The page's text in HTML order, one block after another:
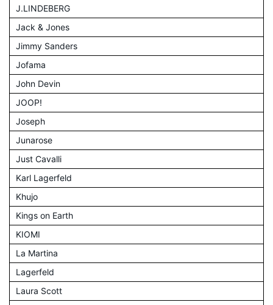
J.LINDEBERG
Jack & Jones
Jimmy Sanders
Jofama
John Devin
JOOP!
Joseph
Junarose
Just Cavalli
Karl Lagerfeld
Khujo
Kings on Earth
KIOMI
La Martina
Lagerfeld
Laura Scott